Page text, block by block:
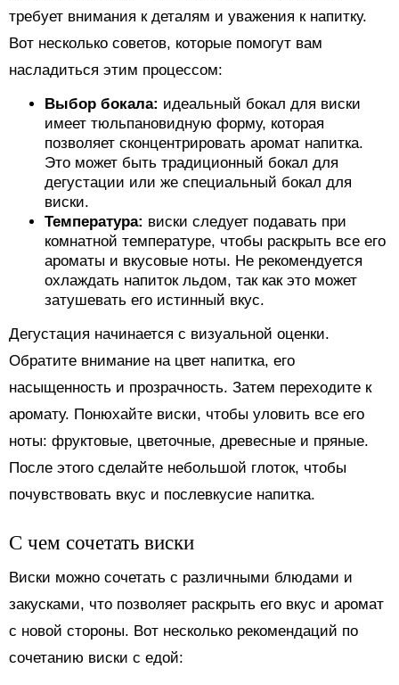
требует внимания к деталям и уважения к напитку.
Вот несколько советов, которые помогут вам
насладиться этим процессом:
Выбор бокала: идеальный бокал для виски
имеет тюльпановидную форму, которая
позволяет сконцентрировать аромат напитка.
Это может быть традиционный бокал для
дегустации или же специальный бокал для
виски.
Температура: виски следует подавать при
комнатной температуре, чтобы раскрыть все его
ароматы и вкусовые ноты. Не рекомендуется
охлаждать напиток льдом, так как это может
затушевать его истинный вкус.
Дегустация начинается с визуальной оценки.
Обратите внимание на цвет напитка, его
насыщенность и прозрачность. Затем переходите к
аромату. Понюхайте виски, чтобы уловить все его
ноты: фруктовые, цветочные, древесные и пряные.
После этого сделайте небольшой глоток, чтобы
почувствовать вкус и послевкусие напитка.
С чем сочетать виски
Виски можно сочетать с различными блюдами и
закусками, что позволяет раскрыть его вкус и аромат
с новой стороны. Вот несколько рекомендаций по
сочетанию виски с едой: